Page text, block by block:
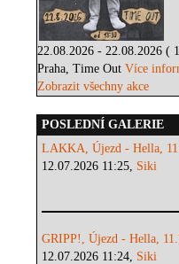
22.08.2026 - 22.08.2026 (
Praha, Time OutVíce
Zobrazit všechny akce
POSLEDNÍ GALERIE
LAKKA, Újezd - Hella,
12.07.2026 11:25, Siki
GRIPP!, Újezd - Hella,
12.07.2026 11:24, Siki